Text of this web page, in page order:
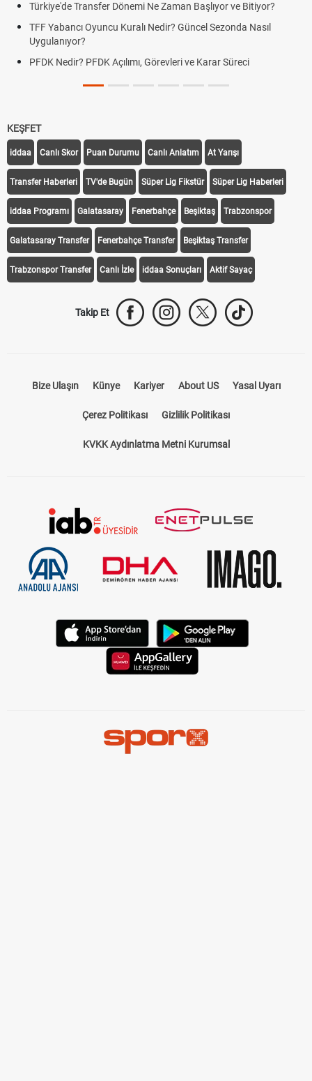
Türkiye'de Transfer Dönemi Ne Zaman Başlıyor ve Bitiyor?
TFF Yabancı Oyuncu Kuralı Nedir? Güncel Sezonda Nasıl
Uygulanıyor?
PFDK Nedir? PFDK Açılımı, Görevleri ve Karar Süreci
KEŞFET
iddaa Canlı Skor Puan Durumu Canlı Anlatım At Yarışı
Transfer Haberleri TV'de Bugün Süper Lig Fikstür Süper Lig Haberleri
iddaa Programı Galatasaray Fenerbahçe Beşiktaş Trabzonspor
Galatasaray Transfer Fenerbahçe Transfer Beşiktaş Transfer
Trabzonspor Transfer Canlı İzle iddaa Sonuçları Aktif Sayaç
Takip Et
Bize Ulaşın Künye Kariyer About US Yasal Uyarı
Çerez Politikası Gizlilik Politikası
KVKK Aydınlatma Metni Kurumsal